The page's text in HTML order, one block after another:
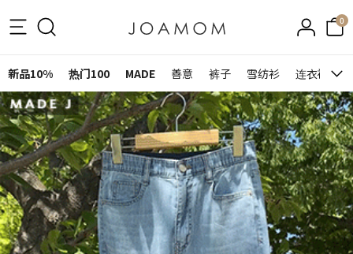
0
新品10% 热门100 MADE 善意 裤子 雪纺衫 连衣裙&裙